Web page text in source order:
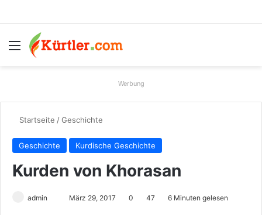
Menü
Werbung
Startseite /Geschichte
Geschichte Kurdische Geschichte
Kurden von Khorasan
admin März 29, 2017 0 47 6 Minuten gelesen